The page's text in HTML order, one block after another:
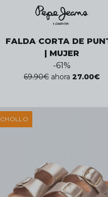
FALDA CORTA DE
| MUJER
-61%
69.90€ ahora 27.00€
CHOLLO